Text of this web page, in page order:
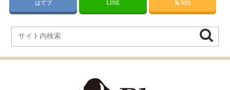
はてブ LINE RSS